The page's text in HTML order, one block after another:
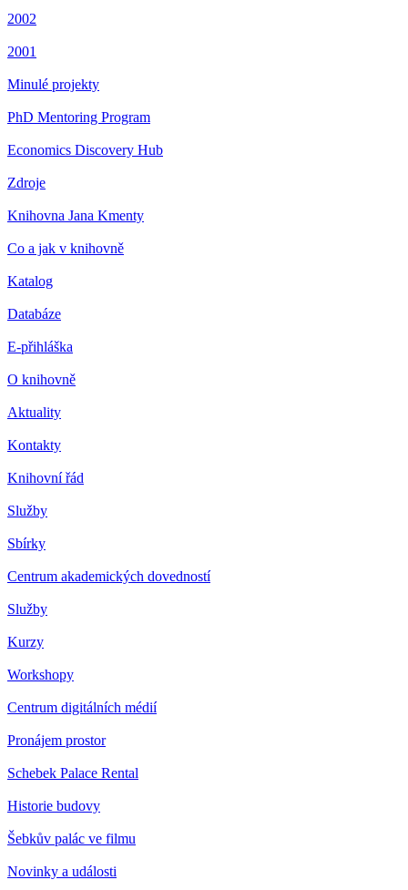
2002
2001
Minulé projekty
PhD Mentoring Program
Economics Discovery Hub
Zdroje
Knihovna Jana Kmenty
Co a jak v knihovně
Katalog
Databáze
E-přihláška
O knihovně
Aktuality
Kontakty
Knihovní řád
Služby
Sbírky
Centrum akademických dovedností
Služby
Kurzy
Workshopy
Centrum digitálních médií
Pronájem prostor
Schebek Palace Rental
Historie budovy
Šebkův palác ve filmu
Novinky a události